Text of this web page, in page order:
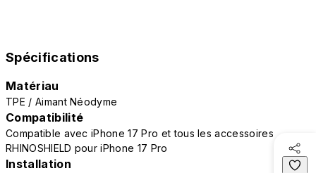
Spécifications
Matériau
TPE / Aimant Néodyme
Compatibilité
Compatible avec iPhone 17 Pro et tous les accessoires
RHINOSHIELD pour iPhone 17 Pro
Installation